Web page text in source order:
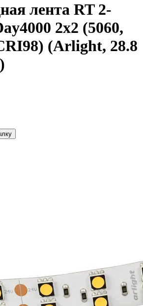
лента RT 2-
2x2 (5060,
(Arlight, 28.8